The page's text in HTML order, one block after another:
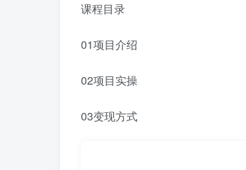
课程目录
01项目介绍
02项目实操
03变现方式